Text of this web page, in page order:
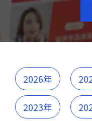
2026年
2023年